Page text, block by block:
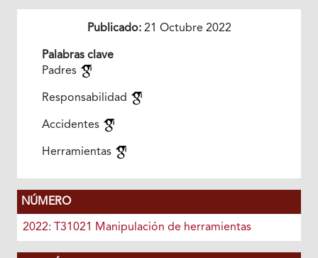
Publicado:21 Octubre 2022
Palabras clave
Padres
Responsabilidad
Accidentes
Herramientas
NÚMERO
2022: T31021 Manipulación de herramientas